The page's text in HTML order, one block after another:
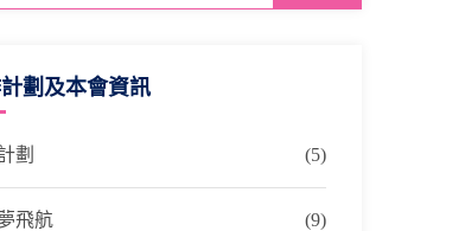
劃及本會資訊
劃 (5)
飛航 (9)